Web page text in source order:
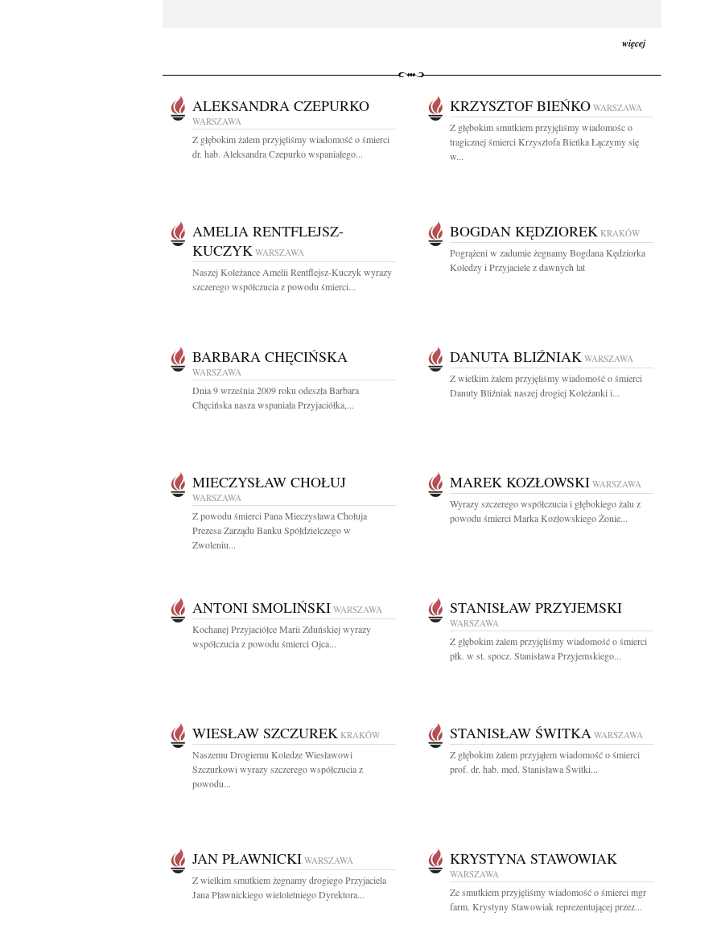
więcej
ALEKSANDRA CZEPURKO
WARSZAWA
Z głębokim żalem przyjęliśmy wiadomość o śmierci
dr. hab. Aleksandra Czepurko wspaniałego...
KRZYSZTOF BIEŃKO WARSZAWA
Z głębokim smutkiem przyjęliśmy wiadomośc o
tragicznej śmierci Krzysztofa Bieńka Łączymy się
w...
AMELIA RENTFLEJSZ-
KUCZYK WARSZAWA
Naszej Koleżance Amelii Rentflejsz-Kuczyk wyrazy
szczerego współczucia z powodu śmierci...
BOGDAN KĘDZIOREK KRAKÓW
Pogrążeni w zadumie żegnamy Bogdana Kędziorka
Koledzy i Przyjaciele z dawnych lat
BARBARA CHĘCIŃSKA
WARSZAWA
Dnia 9 września 2009 roku odeszła Barbara
Chęcińska nasza wspaniała Przyjaciółka,...
DANUTA BLIŹNIAK WARSZAWA
Z wielkim żalem przyjęliśmy wiadomość o śmierci
Danuty Bliźniak naszej drogiej Koleżanki i...
MIECZYSŁAW CHOŁUJ
WARSZAWA
Z powodu śmierci Pana Mieczysława Chołuja
Prezesa Zarządu Banku Spółdzielczego w
Zwoleniu...
MAREK KOZŁOWSKI WARSZAWA
Wyrazy szczerego współczucia i głębokiego żalu z
powodu śmierci Marka Kozłowskiego Żonie...
ANTONI SMOLIŃSKI WARSZAWA
Kochanej Przyjaciółce Marii Zduńskiej wyrazy
współczucia z powodu śmierci Ojca...
STANISŁAW PRZYJEMSKI
WARSZAWA
Z głębokim żalem przyjęliśmy wiadomość o śmierci
płk. w st. spocz. Stanisława Przyjemskiego...
WIESŁAW SZCZUREK KRAKÓW
Naszemu Drogiemu Koledze Wiesławowi
Szczurkowi wyrazy szczerego współczucia z
powodu...
STANISŁAW ŚWITKA WARSZAWA
Z głębokim żalem przyjąłem wiadomość o śmierci
prof. dr. hab. med. Stanisława Świtki...
JAN PŁAWNICKI WARSZAWA
Z wielkim smutkiem żegnamy drogiego Przyjaciela
Jana Pławnickiego wieloletniego Dyrektora...
KRYSTYNA STAWOWIAK
WARSZAWA
Ze smutkiem przyjęliśmy wiadomość o śmierci mgr
farm. Krystyny Stawowiak reprezentującej przez...